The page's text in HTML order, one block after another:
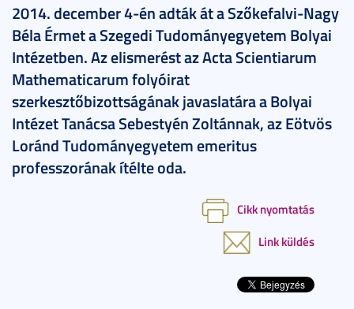
2014. december 4-én adták át a Szőkefalvi-Nagy
Béla Érmet a Szegedi Tudományegyetem Bolyai
Intézetben. Az elismerést az Acta Scientiarum
Mathematicarum folyóirat
szerkesztőbizottságának javaslatára a Bolyai
Intézet Tanácsa Sebestyén Zoltánnak, az Eötvös
Loránd Tudományegyetem emeritus
professzorának ítélte oda.
Cikk nyomtatás
Link küldés